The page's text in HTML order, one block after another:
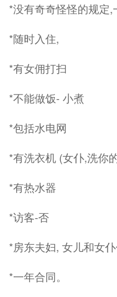
*没有奇奇怪怪的规定
*随时入住,
*有女佣打扫
*不能做饭- 小煮
*包括水电网
*有洗衣机 (女仆,洗你
*有热水器
*访客-否
*房东夫妇, 女儿和女仆
*一年合同。